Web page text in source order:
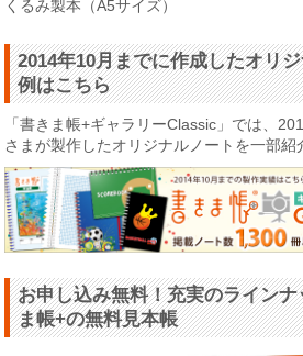
くるみ製本（A5サイズ）
2014年10月までに作成したオリ
例はこちら
「書きま帳+ギャラリーClassic」では、
さまが製作したオリジナルノートを一部紹
お申し込み無料！充実のライン
ま帳+の無料見本帳